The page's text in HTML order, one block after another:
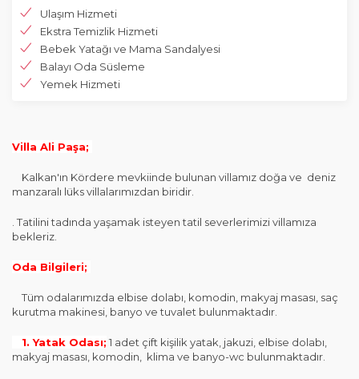
Ulaşım Hizmeti
Ekstra Temizlik Hizmeti
Bebek Yatağı ve Mama Sandalyesi
Balayı Oda Süsleme
Yemek Hizmeti
Villa Ali Paşa;
Kalkan'ın Kördere mevkiinde bulunan villamız doğa ve deniz
manzaralı lüks villalarımızdan biridir.
. Tatilini tadında yaşamak isteyen tatil severlerimizi villamıza
bekleriz.
Oda Bilgileri;
Tüm odalarımızda elbise dolabı, komodin, makyaj masası, saç
kurutma makinesi, banyo ve tuvalet bulunmaktadır.
1. Yatak Odası; 1 adet çift kişilik yatak, jakuzi, elbise dolabı,
makyaj masası, komodin, klima ve banyo-wc bulunmaktadır.